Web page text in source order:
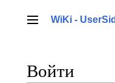
содержаниюГлавное меню
WiKi -
Войти